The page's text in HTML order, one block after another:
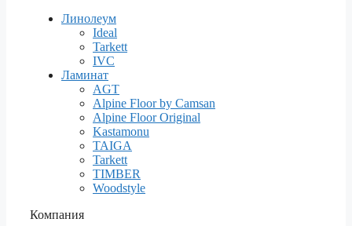
Линолеум
Ideal
Tarkett
IVC
Ламинат
AGT
Alpine Floor by Camsan
Alpine Floor Original
Kastamonu
TAIGA
Tarkett
TIMBER
Woodstyle
Компания